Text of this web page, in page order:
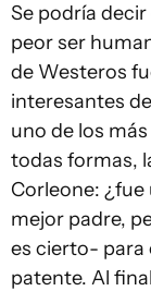
Se podría decir
peor ser
de Westeros
interesantes
uno de los
todas formas,
Corleone: ¿fue
mejor padre,
es cierto- para
patente. Al